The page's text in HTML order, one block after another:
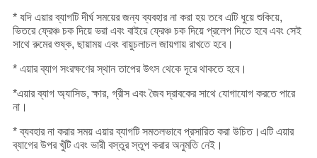
* যদি এয়ার ব্যাগটি দীর্ঘ সময়ের জন্য ব্যবহার না করা হয় তবে এটি ধুয়ে শুকিয়ে,
ভিতরে ফ্রেঞ্চ চক দিয়ে ভরা এবং বাইরে ফ্রেঞ্চ চক দিয়ে প্রলেপ দিতে হবে এবং সেই
সাথে রুমের শুষ্ক, ছায়াময় এবং বায়ুচলাচল জায়গায় রাখতে হবে।
* এয়ার ব্যাগ সংরক্ষণের স্থান তাপের উৎস থেকে দূরে থাকতে হবে।
*এয়ার ব্যাগ অ্যাসিড, ক্ষার, গ্রীস এবং জৈব দ্রাবকের সাথে যোগাযোগ করতে পারে
না।
* ব্যবহার না করার সময় এয়ার ব্যাগটি সমতলভাবে প্রসারিত করা উচিত।এটি এয়ার
ব্যাগের উপর খুঁটি এবং ভারী বস্তুর স্তুপ করার অনুমতি নেই।